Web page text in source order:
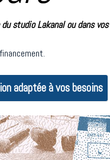
studio Lakanal ou dans
adaptée à vos besoins